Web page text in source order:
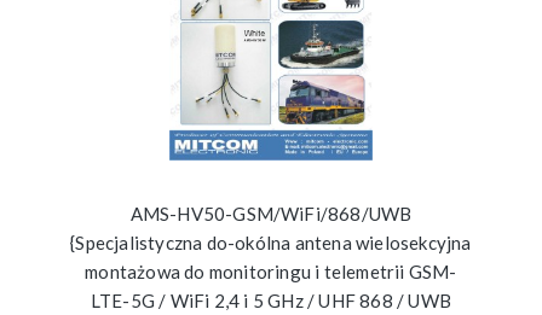
AMS-HV50-GSM/WiFi/868/UWB
{Specjalistyczna do-okólna antena wielosekcyjna
montażowa do monitoringu i telemetrii GSM-
LTE-5G / WiFi 2,4 i 5 GHz / UHF 868 / UWB